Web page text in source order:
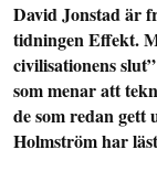
David Jonstad är
tidningen Effekt.
civilisationens
som menar att
de som redan gett
Holmström har
SMB
starten